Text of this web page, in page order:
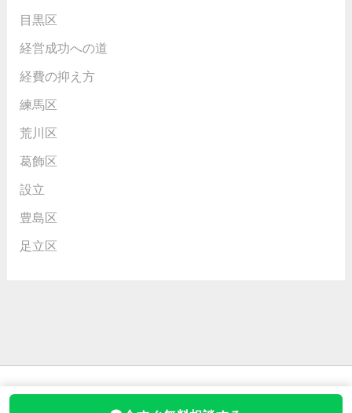
目黒区
経営成功への道
経費の抑え方
練馬区
荒川区
葛飾区
設立
豊島区
足立区